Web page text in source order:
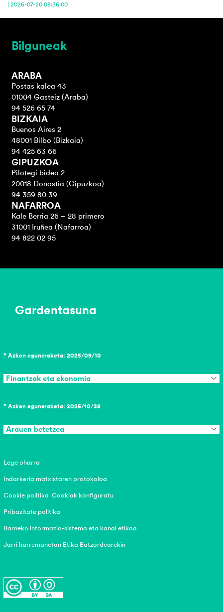
| 2026-07-20 08:36:00
Bilguneak
ARABA
Postas kalea 43
01004 Gasteiz (Araba)
94 526 65 74
BIZKAIA
Buenos Aires 2
48001 Bilbo (Bizkaia)
94 425 63 66
GIPUZKOA
Pilotegi bidea 2
20018 Donostia (Gipuzkoa)
94 359 80 39
NAFARROA
Kale Berria 26 – 28 primero
31001 Iruñea (Nafarroa)
94 822 02 95
Gardentasuna
* Azken eguneraketa: 2025/09/10
Finantzak eta ekonomia
* Azken eguneraketa: 2025/10/28
Arauen betetzea
Lege oharra
Indarkeria matxistaren protokoloa
Cookie politika Cookiak konfiguratu
Pribazitate politika
Barneko informazio-sistema eta kanal etikoa
Jarri harremanetan Etika Batzordearekin